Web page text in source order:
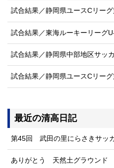
試合結果／静岡県ユースCリーグ
試合結果／東海ルーキーリーグ
試合結果／静岡県中部地区サッ
試合結果／静岡県ユースCリー
最近の清高日記
第45回 武田の里にらさきサッ
ありがとう 天然土グラウンド